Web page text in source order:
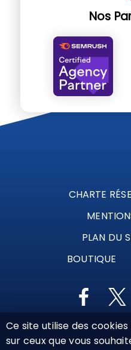
Nos
CHARTE
PLAN DU
BOUTIQUE
Marque déposée ©
Ce site utilise des
sur ceux que vous